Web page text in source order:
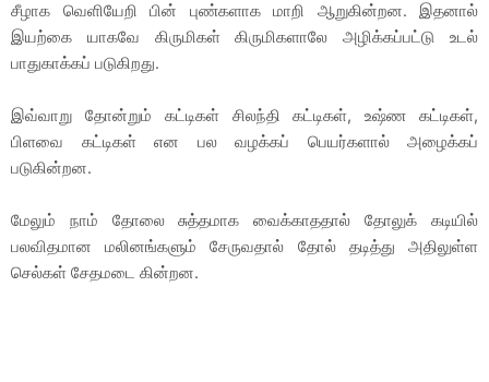
சீழாக வெளியேறி பின் புண்களாக மாறி ஆறுகின்றன. இதனால்
இயற்கை யாகவே கிருமிகள் கிருமிகளாலே அழிக்கப்பட்டு உடல்
பாதுகாக்கப் படுகிறது.
இவ்வாறு தோன்றும் கட்டிகள் சிலந்தி கட்டிகள், உஷ்ண கட்டிகள்,
பிளவை கட்டிகள் என பல வழக்கப் பெயர்களால் அழைக்கப்
படுகின்றன.
மேலும் நாம் தோலை சுத்தமாக வைக்காததால் தோலுக் கடியில்
பலவிதமான மலினங்களும் சேருவதால் தோல் தடித்து அதிலுள்ள
செல்கள் சேதமடை கின்றன.